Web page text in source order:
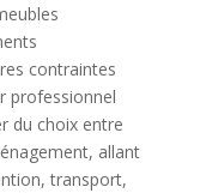
contraintes
professionnel
du choix entre
allant
transport,